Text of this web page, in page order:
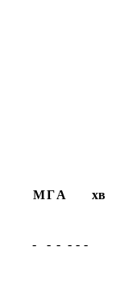
МГА хв
- - - - - -